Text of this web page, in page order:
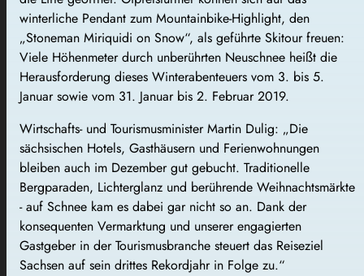
winterliche Pendant zum Mountainbike-Highlight, den
„Stoneman Miriquidi on Snow“, als geführte Skitour freuen:
Viele Höhenmeter durch unberührten Neuschnee heißt die
Herausforderung dieses Winterabenteuers vom 3. bis 5.
Januar sowie vom 31. Januar bis 2. Februar 2019.
Wirtschafts- und Tourismusminister Martin Dulig: „Die
sächsischen Hotels, Gasthäusern und Ferienwohnungen
bleiben auch im Dezember gut gebucht. Traditionelle
Bergparaden, Lichterglanz und berührende Weihnachtsmärkte
- auf Schnee kam es dabei gar nicht so an. Dank der
konsequenten Vermarktung und unserer engagierten
Gastgeber in der Tourismusbranche steuert das Reiseziel
Sachsen auf sein drittes Rekordjahr in Folge zu.“